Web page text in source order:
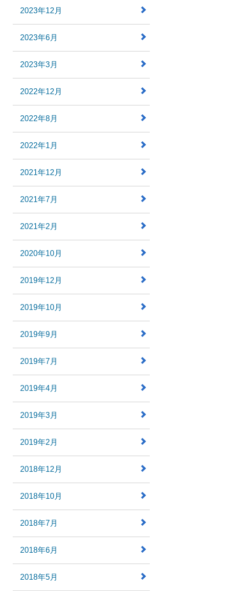
2023年12月
2023年6月
2023年3月
2022年12月
2022年8月
2022年1月
2021年12月
2021年7月
2021年2月
2020年10月
2019年12月
2019年10月
2019年9月
2019年7月
2019年4月
2019年3月
2019年2月
2018年12月
2018年10月
2018年7月
2018年6月
2018年5月